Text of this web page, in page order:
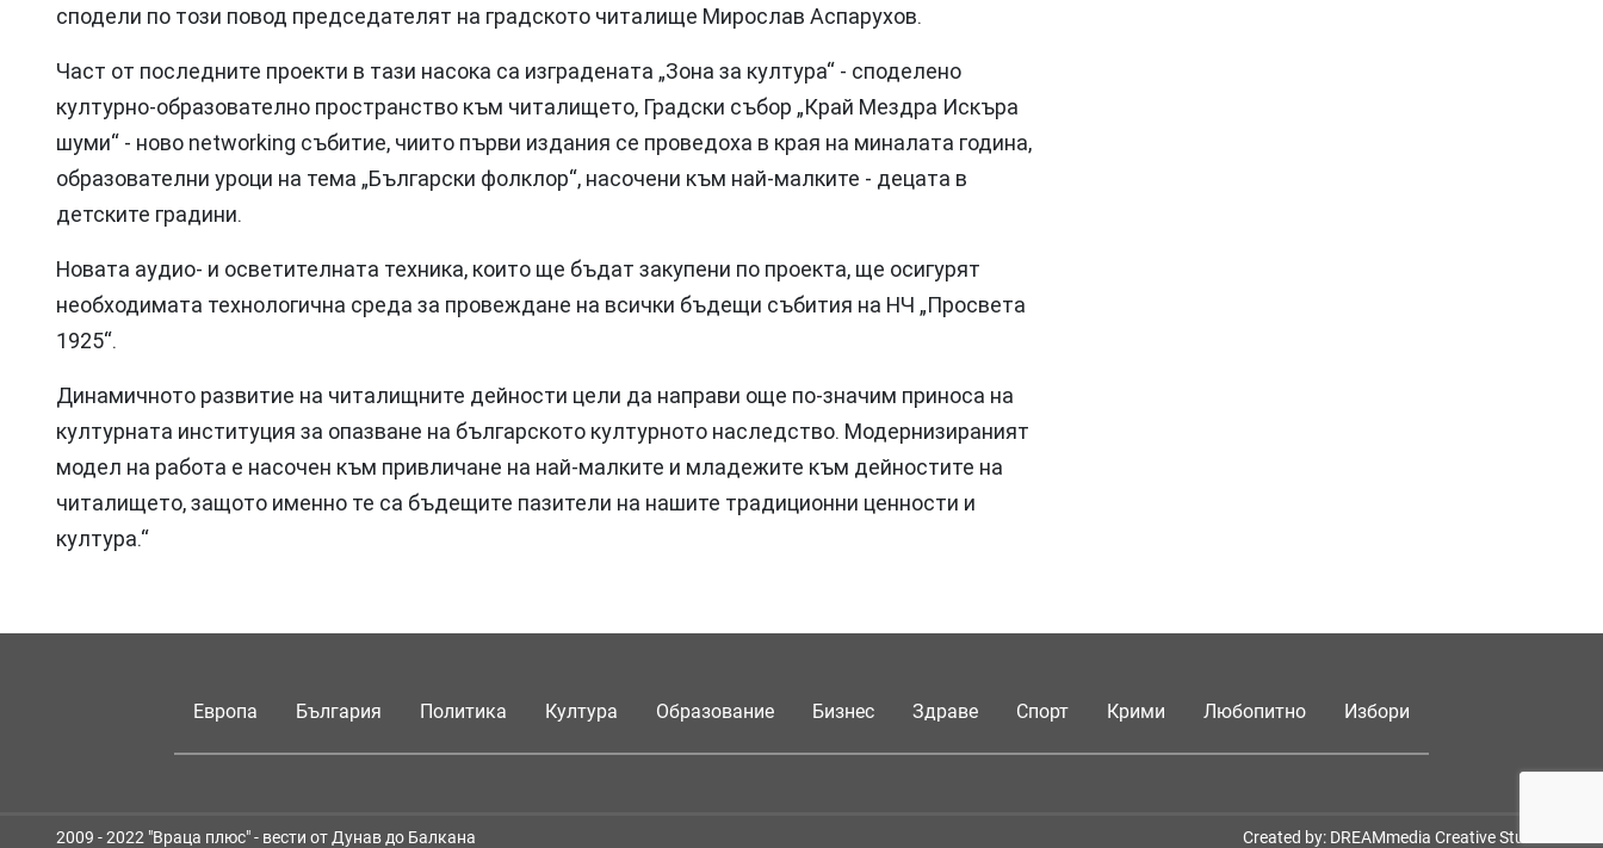
сподели по този повод председателят на градското читалище Мирослав Аспарухов.
Част от последните проекти в тази насока са изградената „Зона за култура“ - споделено
културно-образователно пространство към читалището, Градски събор „Край Мездра Искъра
шуми“ - ново networking събитие, чиито първи издания се проведоха в края на миналата година,
образователни уроци на тема „Български фолклор“, насочени към най-малките - децата в
детските градини.
Новата аудио- и осветителната техника, които ще бъдат закупени по проекта, ще осигурят
необходимата технологична среда за провеждане на всички бъдещи събития на НЧ „Просвета
1925“.
Динамичното развитие на читалищните дейности цели да направи още по-значим приноса на
културната институция за опазване на българското културното наследство. Модернизираният
модел на работа е насочен към привличане на най-малките и младежите към дейностите на
читалището, защото именно те са бъдещите пазители на нашите традиционни ценности и
култура.“
Европа България Политика Култура Образование Бизнес Здраве Спорт Крими Любопитно Избори
2009 - 2022 "Враца плюс" - вести от Дунав до Балкана Created by: DREAMmedia Creative Studio